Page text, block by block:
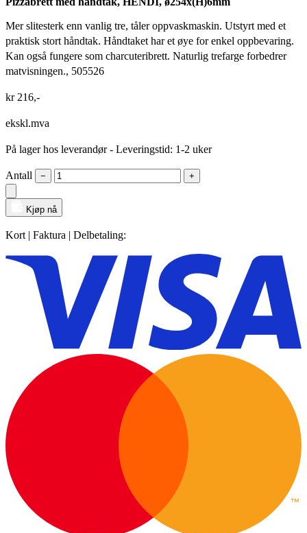
Mer slitesterk enn vanlig tre, tåler oppvaskmaskin. Utstyrt med et
praktisk stort håndtak. Håndtaket har et øye for enkel oppbevaring.
Kan også fungere som charcuteribrett. Naturlig trefarge forbedrer
matvisningen., 505526
kr216,-
ekskl.mva
På lager hos leverandør- Leveringstid: 1-2 uker
Antall − +
Kjøp nå
Kort | Faktura | Delbetaling: